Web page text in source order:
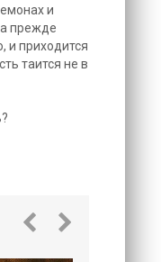
и
прежде
и приходится
таится не в